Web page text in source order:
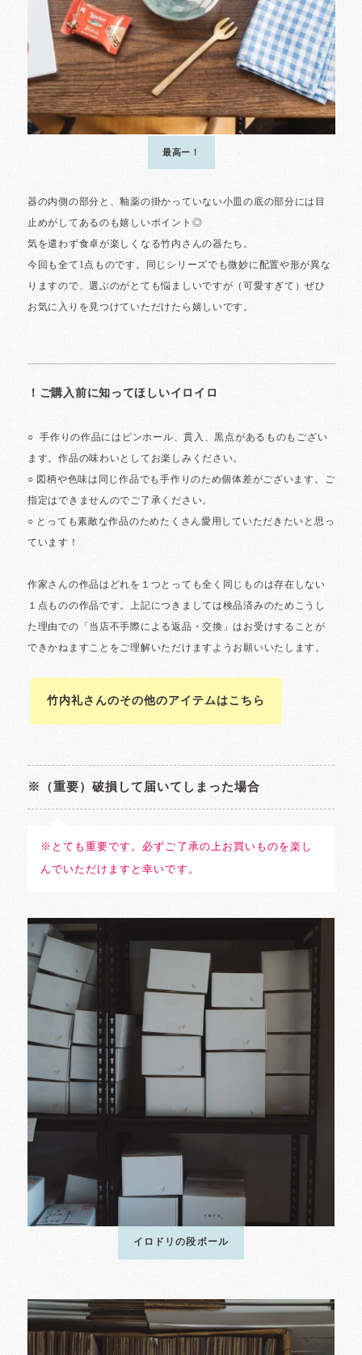
竹内礼さんのその他のアイテムはこちら
※（重要）破損して届いてしまった場合
※とても重要です。必ずご了承の上お買いものを楽し
んでいただけますと幸いです。
イロドリの段ボール